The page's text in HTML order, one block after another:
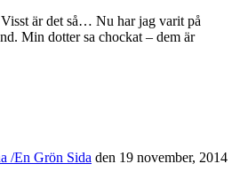
är det så… Nu har jag varit på
Min dotter sa chockat – dem är
/En Grön Sida den 19 november, 2014